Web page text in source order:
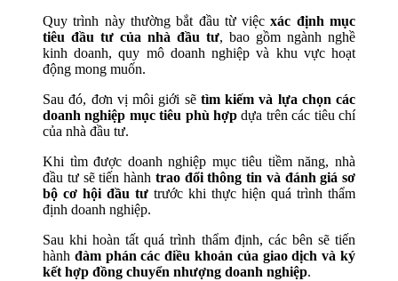
Quy trình này thường bắt đầu từ việcxác định mục
tiêu đầu tư của nhà đầu tư, bao gồm ngành nghề
kinh doanh, quy mô doanh nghiệp và khu vực hoạt
động mong muốn.
Sau đó, đơn vị môi giới sẽ tìm kiếm và lựa chọn các
doanh nghiệp mục tiêu phù hợp dựa trên các tiêu chí
của nhà đầu tư.
Khi tìm được doanh nghiệp mục tiêu tiềm năng, nhà
đầu tư sẽ tiến hành trao đổi thông tin và đánh giá sơ
bộ cơ hội đầu tư trước khi thực hiện quá trình thẩm
định doanh nghiệp.
Sau khi hoàn tất quá trình thẩm định, các bên sẽ tiến
hành đàm phán các điều khoản của giao dịch và ký
kết hợp đồng chuyển nhượng doanh nghiệp.